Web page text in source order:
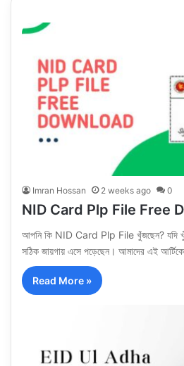
Imran Hossan 2 weeks ago 0
NID Card Plp File Free
আপনি কি NID Card Plp File খুঁজছেন? যদি
সঠিক জায়গায় এসে পড়েছেন। আমাদের এই
Read More »